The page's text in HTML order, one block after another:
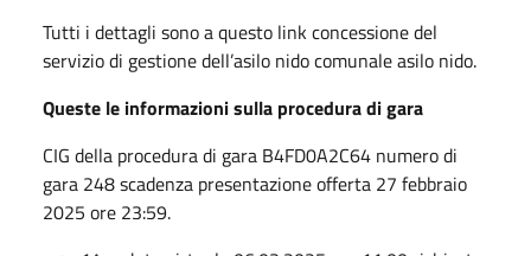
Tutti i dettagli sono a questo link concessione del
servizio di gestione dell’asilo nido comunale asilo nido.
Queste le informazioni sulla procedura di gara
CIG della procedura di gara B4FD0A2C64 numero di
gara 248 scadenza presentazione offerta 27 febbraio
2025 ore 23:59.